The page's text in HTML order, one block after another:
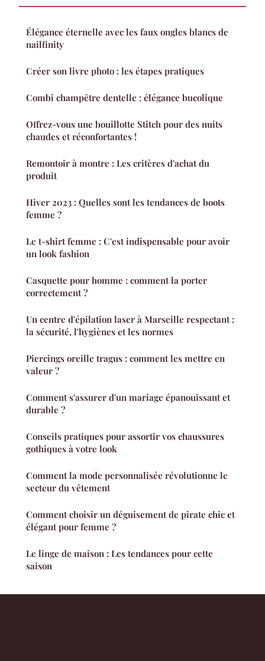
Élégance éternelle avec les faux ongles blancs de
nailfinity
Créer son livre photo : les étapes pratiques
Combi champêtre dentelle : élégance bucolique
Offrez-vous une bouillotte Stitch pour des nuits
chaudes et réconfortantes !
Remontoir à montre : Les critères d'achat du
produit
Hiver 2023 : Quelles sont les tendances de boots
femme ?
Le t-shirt femme : C'est indispensable pour avoir
un look fashion
Casquette pour homme : comment la porter
correctement ?
Un centre d'épilation laser à Marseille respectant :
la sécurité, l'hygiènes et les normes
Piercings oreille tragus : comment les mettre en
valeur ?
Comment s'assurer d'un mariage épanouissant et
durable ?
Conseils pratiques pour assortir vos chaussures
gothiques à votre look
Comment la mode personnalisée révolutionne le
secteur du vêtement
Comment choisir un déguisement de pirate chic et
élégant pour femme ?
Le linge de maison : Les tendances pour cette
saison